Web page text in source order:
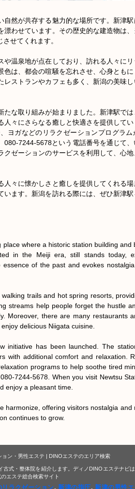
然が共存する魅力的な場所です。新津
わせています。その歴史的な建造物は
せてくれます。
温泉地が点在しており、訪れる人々に
は、都会の喧騒を忘れさせ、心身ともに
ストランやカフェも多く、新潟の美味
な取り組みが始まりました。新津駅で
々にさらなる癒しと快適さを提供して
ヨガなどのリラクゼーションプログラム
080-7244-5678という電話番号を通じて
ゼーションのサービスを利用して、心
々に懐かしさと癒しを提供してくれる
ます。新潟を訪れる際には、ぜひ新津
where a historic station building and
in the Meiji era, still stands today,
of the past and evokes
trails and hot spring resorts,
streams help people forget the hustle
Moreover, there are many restaurants
delicious Niigata cuisine.
initiative has been launched. The
with additional comfort and relaxation.
programs to help soothe tired
7244-5678. When you visit Newtsu
enjoy a pleasant time.
harmonize, offering visitors nostalgia and
continues to grow.
ン・男性エステ | DINOエステのエリア検索
式・整体院を紹介します。ディノDINOエステナビ
エステ総合検索サイト
リラクゼーション, 新津の指圧, 新津の男性